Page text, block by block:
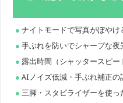
ナイトモードで写真がぼやけ
手ぶれを防いでシャープな
露出時間（シャッタースピ
AIノイズ低減・手ぶれ補正の
三脚・スタビライザーを使